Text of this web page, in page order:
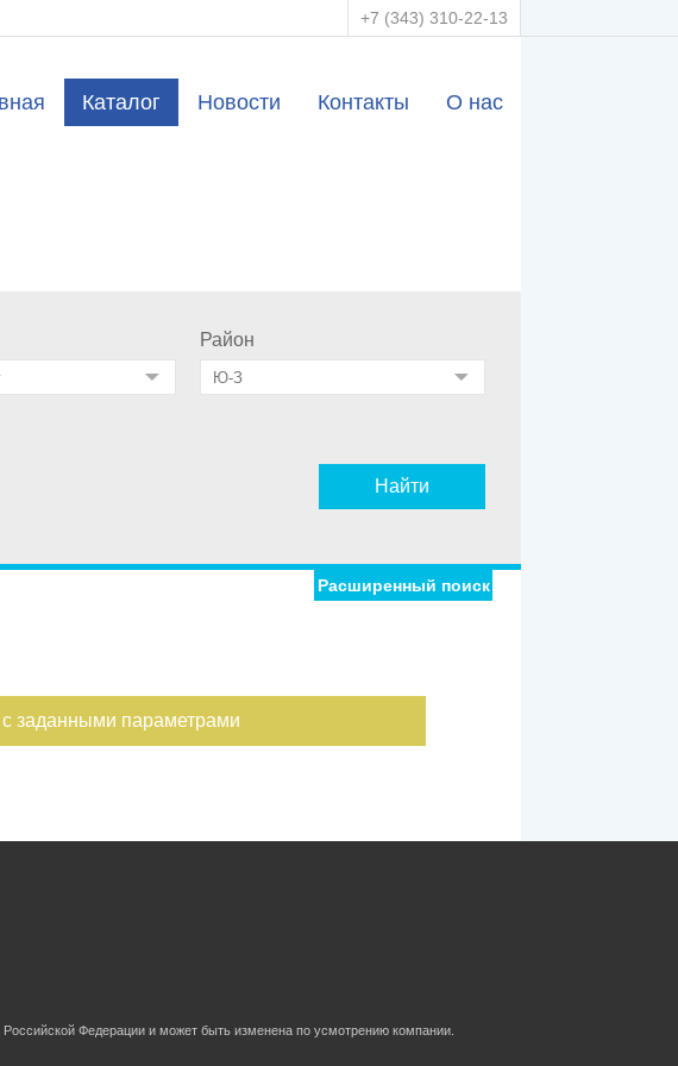
+7 (343) 310-22-13
Каталог Новости Контакты О нас
Район
Найти
Расширенный поиск
заданными параметрами
Федерации и может быть изменена по усмотрению компании.